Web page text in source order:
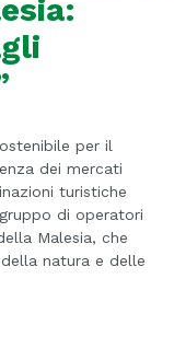
per il
dei mercati
turistiche
di operatori
Malesia, che
natura e delle